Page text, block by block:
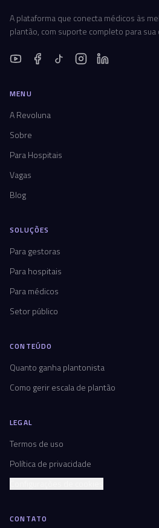
A plataforma que conecta médicos às
plantão, com suporte completo para sua
MENU
A Revoluna
Sobre
Para Hospitais
Vagas
Blog
SOLUÇÕES
Para gestoras
Para hospitais
Para médicos
Setor público
CONTEÚDO
Quanto ganha plantonista
Como gerir escala de plantão
LEGAL
Termos de uso
Política de privacidade
CONTATO